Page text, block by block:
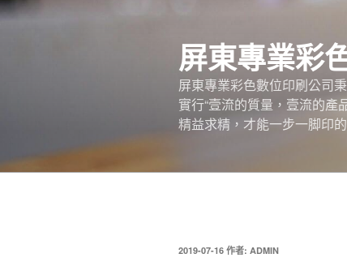
跳
屏東專業彩
屏東專業彩色數位印刷公司
實行“壹流的質量，壹流的產
精益求精，才能一步一脚印
發
2019-07-16 作者: ADMIN